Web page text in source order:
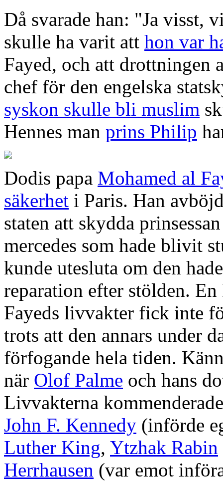
Då svarade han: "Ja visst,
skulle ha varit att hon var
Fayed, och att drottningen
chef för den engelska
syskon skulle bli muslim
Hennes man prins Philip
Dodis papa Mohamed al
säkerhet i Paris. Han
staten att skydda
mercedes som hade blivit
kunde utesluta om den
reparation efter stölden.
Fayeds livvakter fick inte
trots att den annars under
förfogande hela tiden.
när Olof Palme och hans
Livvakterna
John F. Kennedy (införde
Luther King, Ytzhak Rabin
Herrhausen (var emot